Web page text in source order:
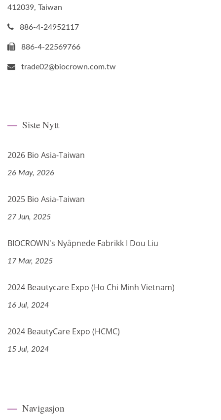
412039, Taiwan
886-4-24952117
886-4-22569766
trade02@biocrown.com.tw
Siste Nytt
2026 Bio Asia-Taiwan
26 May, 2026
2025 Bio Asia-Taiwan
27 Jun, 2025
BIOCROWN's Nyåpnede Fabrikk I Dou Liu
17 Mar, 2025
2024 Beautycare Expo (Ho Chi Minh Vietnam)
16 Jul, 2024
2024 BeautyCare Expo (HCMC)
15 Jul, 2024
Navigasjon